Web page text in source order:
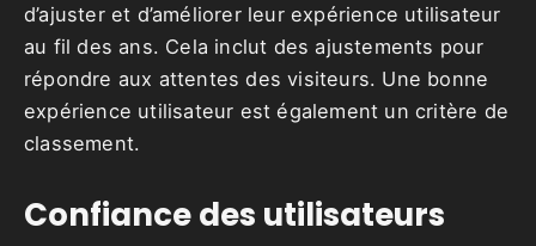
d’ajuster et d’améliorer leur expérience utilisateur
au fil des ans. Cela inclut des ajustements pour
répondre aux attentes des visiteurs. Une bonne
expérience utilisateur est également un critère de
classement.
Confiance des utilisateurs